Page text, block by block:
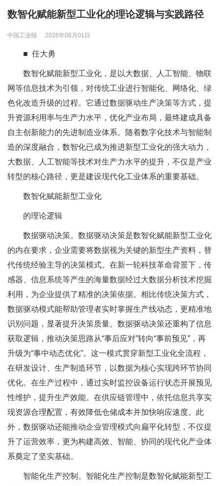
数智化赋能新型工业化的理论逻辑与实践路径
中国工业报 2026年06月01日
■ 任大勇
数智化赋能新型工业化，是以大数据、人工智能、物联
网等信息技术为引领，对传统工业进行智能化、网络化、绿
色化改造升级的过程。它通过数据驱动生产决策等方式，提
升资源利用率与生产力水平，优化产业布局，最终建成具备
自主创新能力的先进制造业体系。随着数字化技术与智能制
造的深度融合，数智化已成为推进新型工业化的强大动力，
大数据、人工智能等技术对生产力水平的提升，不仅是产业
转型的核心路径，更是建设现代化工业体系的重要基础。
数智化赋能新型工业化
的理论逻辑
数据驱动决策。数据驱动决策是数智化赋能新型工业化
的内在要求，企业需要将数据视为关键的新型生产资料，替
代传统经验主导的决策模式。在新一轮科技革命背景下，传
感器、信息系统等产生的海量数据经过大数据分析技术挖掘
利用，为企业提供了精准的决策依据。相比传统决策方式，
数据驱动模式能帮助管理者实时掌握生产线动态，更精准地
识别问题，显著提升决策质量。数据驱动决策还重构了信息
获取逻辑，推动决策思路从“事后应对”转向“事前预见”，再
升级为“事中动态优化”。这一模式贯穿新型工业化全流程，
在研发设计、生产制造环节，以数据为核心实现跨环节协同
优化。在生产过程中，通过实时监控设备运行状态开展预见
性维护，提升生产效能。在供应链管理中，依托信息共享实
现资源合理配置，有效降低仓储成本并加快响应速度。此
外，数据驱动还能推动企业管理模式向扁平化转型，不仅提
升了运营效率，更为构建高效、智能、协同的现代化产业体
系奠定了坚实基础。
智能化生产控制。智能化生产控制是数智化赋能新型工